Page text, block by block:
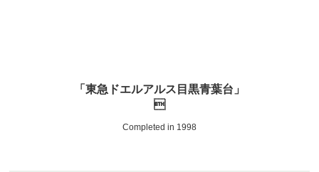
「東急ドエルアルス目黒青葉台」

Completed in 1998